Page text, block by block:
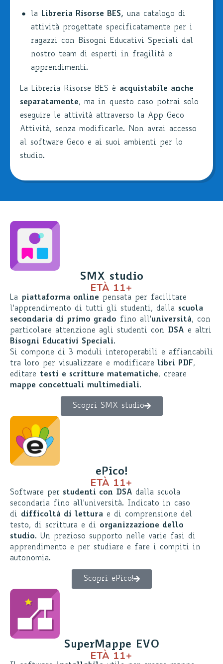
la Libreria Risorse BES, una catalogo di
attività progettate specificatamente per i
ragazzi con Bisogni Educativi Speciali dal
nostro team di esperti in fragilità e
apprendimenti.
La Libreria Risorse BES è acquistabile anche
separatamente, ma in questo caso potrai solo
eseguire le attività attraverso la App Geco
Attività, senza modificarle. Non avrai accesso
al software Geco e ai suoi ambienti per lo
studio.
SMX studio
ETÀ 11+
La piattaforma online pensata per facilitare
l'apprendimento di tutti gli studenti, dalla scuola
secondaria di primo grado fino all'università, con
particolare attenzione agli studenti con DSA e altri
Bisogni Educativi Speciali.
Si compone di 3 moduli interoperabili e affiancabili
tra loro per visualizzare e modificare libri PDF ,
editare testi e scritture matematiche, creare
mappe concettuali multimediali.
Scopri SMX studio
ePico!
ETÀ 11+
Software per studenti con DSA dalla scuola
secondaria fino all'università. Indicato in caso
di difficoltà di lettura e di comprensione del
testo, di scrittura e di organizzazione dello
studio. Un prezioso supporto nelle varie fasi di
apprendimento e per studiare e fare i compiti in
autonomia.
Scopri ePico!
SuperMappe EVO
ETÀ 11+​